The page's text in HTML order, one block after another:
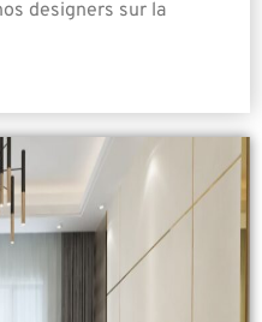
designers sur la